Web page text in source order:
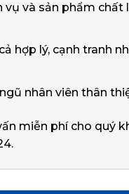
vụ và sản phẩm chất
hợp lý, cạnh tranh
nhân viên thân
miễn phí cho quý